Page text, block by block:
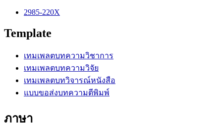
2985-220X
Template
เทมเพลตบทความวิชาการ
เทมเพลตบทความวิจัย
เทมเพลตบทวิจารณ์หนังสือ
แบบขอส่งบทความตีพิมพ์
ภาษา